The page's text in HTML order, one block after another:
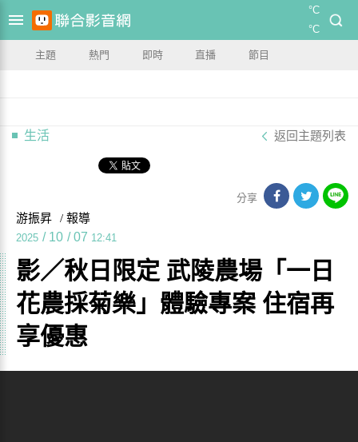
°C
°C
主題 熱門 即時 直播 節目
生活 返回主題列表
分享
游振昇 / 報導
2025 / 10 / 07 12:41
影／秋日限定 武陵農場「一日
花農採菊樂」體驗專案 住宿再
享優惠